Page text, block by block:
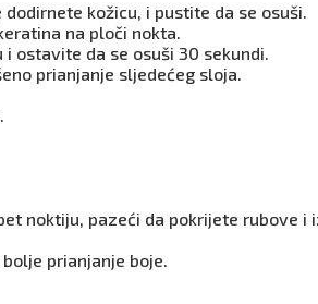
kožicu, i pustite da se osuši.
na ploči nokta.
ostavite da se osuši 30 sekundi.
prianjanje sljedećeg sloja.
noktiju, pazeći da pokrijete rubove i
prianjanje boje.